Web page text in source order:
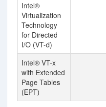
Intel®
Virtualization
Technology
for Directed
I/O (VT-d)
Intel® VT-x
with Extended
Page Tables
(EPT)